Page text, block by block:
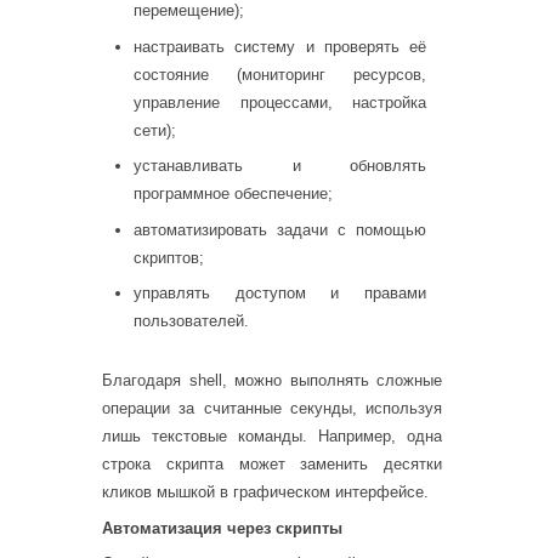
перемещение);
настраивать систему и проверять её
состояние (мониторинг ресурсов,
управление процессами, настройка
сети);
устанавливать и обновлять
программное обеспечение;
автоматизировать задачи с помощью
скриптов;
управлять доступом и правами
пользователей.
Благодаря shell, можно выполнять сложные
операции за считанные секунды, используя
лишь текстовые команды. Например, одна
строка скрипта может заменить десятки
кликов мышкой в графическом интерфейсе.
Автоматизация через скрипты